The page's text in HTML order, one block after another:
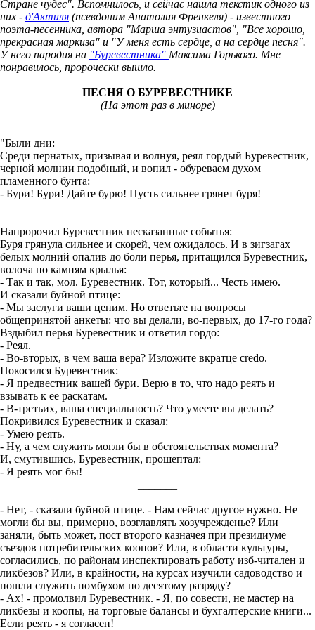
Стране чудес". Вспомнилось, и сейчас нашла текстик одного из
них - д'Актиля (псевдоним Анатолия Френкеля) - известного
поэта-песенника, автора "Марша энтузиастов", "Все хорошо,
прекрасная маркиза" и "У меня есть сердце, а на сердце песня".
У него пародия на "Буревестника" Максима Горького. Мне
понравилось, пророчески вышло.
ПЕСНЯ О БУРЕВЕСТНИКЕ
(На этот раз в миноре)
"Были дни:
Среди пернатых, призывая и волнуя, реял гордый Буревестник,
черной молнии подобный, и вопил - обуреваем духом
пламенного бунта:
- Бури! Бури! Дайте бурю! Пусть сильнее грянет буря!
Напророчил Буревестник несказанные событья:
Буря грянула сильнее и скорей, чем ожидалось. И в зигзагах
белых молний опалив до боли перья, притащился Буревестник,
волоча по камням крылья:
- Так и так, мол. Буревестник. Тот, который... Честь имею.
И сказали буйной птице:
- Мы заслуги ваши ценим. Но ответьте на вопросы
общепринятой анкеты: что вы делали, во-первых, до 17-го года?
Вздыбил перья Буревестник и ответил гордо:
- Реял.
- Во-вторых, в чем ваша вера? Изложите вкратце credo.
Покосился Буревестник:
- Я предвестник вашей бури. Верю в то, что надо реять и
взывать к ее раскатам.
- В-третьих, ваша специальность? Что умеете вы делать?
Покривился Буревестник и сказал:
- Умею реять.
- Ну, а чем служить могли бы в обстоятельствах момента?
И, смутившись, Буревестник, прошептал:
- Я реять мог бы!
- Нет, - сказали буйной птице. - Нам сейчас другое нужно. Не
могли бы вы, примерно, возглавлять хозучрежденье? Или
заняли, быть может, пост второго казначея при президиуме
съездов потребительских коопов? Или, в области культуры,
согласились, по районам инспектировать работу изб-читален и
ликбезов? Или, в крайности, на курсах изучили садоводство и
пошли служить помбухом по десятому разряду?
- Ах! - промолвил Буревестник. - Я, по совести, не мастер на
ликбезы и коопы, на торговые балансы и бухгалтерские книги...
Если реять - я согласен!